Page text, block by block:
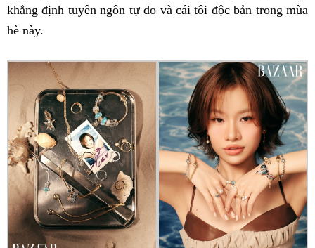
khẳng định tuyên ngôn tự do và cái tôi độc bản trong mùa
hè này.